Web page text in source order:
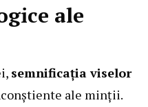
ale
semnificația viselor
ale minții.